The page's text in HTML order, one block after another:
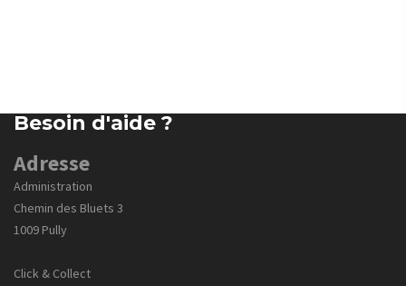
Besoin d'aide ?
Adresse
Administration
Chemin des Bluets 3
1009 Pully
Click & Collect